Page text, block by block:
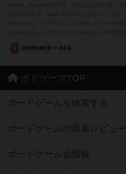
ボドゲーマTOP
ボードゲームを検索する
ボードゲームの新着レビュー
ボードゲーム会情報